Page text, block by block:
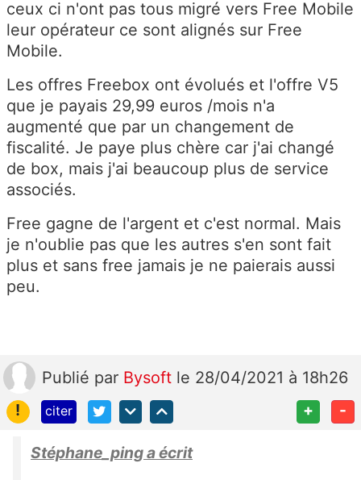
ceux ci n'ont pas tous migré vers Free Mobile
leur opérateur ce sont alignés sur Free
Mobile.
Les offres Freebox ont évolués et l'offre V5
que je payais 29,99 euros /mois n'a
augmenté que par un changement de
fiscalité. Je paye plus chère car j'ai changé
de box, mais j'ai beaucoup plus de service
associés.
Free gagne de l'argent et c'est normal. Mais
je n'oublie pas que les autres s'en sont fait
plus et sans free jamais je ne paierais aussi
peu.
Publié par Bysoft le 28/04/2021 à 18h26
!
citer + -
Stéphane_ping a écrit